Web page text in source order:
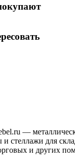
—
стеллажи для
и других